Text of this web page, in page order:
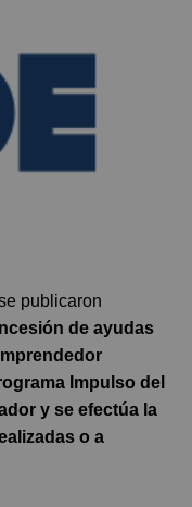
publicaron
de ayudas
Impulso del
y se efectúa la
o a